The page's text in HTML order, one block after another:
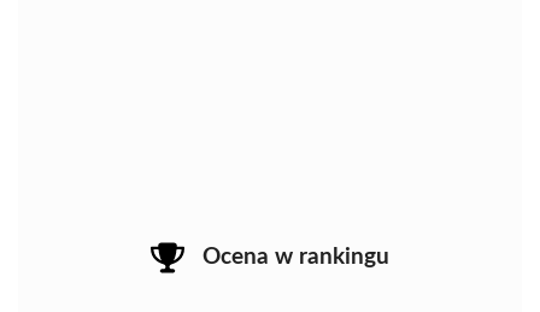
Ocena w rankingu